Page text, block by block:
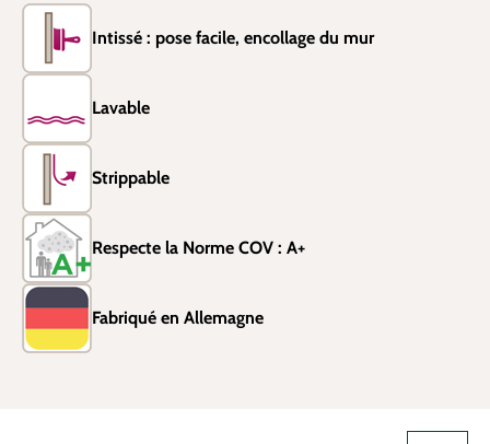
Intissé : pose facile, encollage du mur
Lavable
Strippable
Respecte la Norme COV : A+
Fabriqué en Allemagne